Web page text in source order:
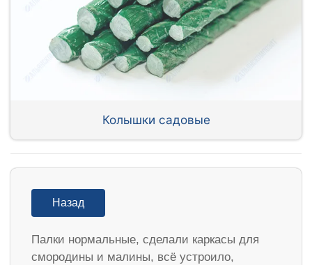
Колышки садовые
Назад
Палки нормальные, сделали каркасы для
смородины и малины, всё устроило,